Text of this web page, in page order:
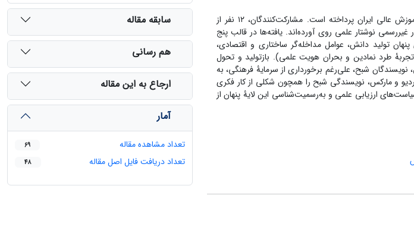
این پژوهش با رویکرد کیفی و روش نظریۀ داده‌بنیاد، به مطالعۀ تجربه زیستۀ نویسندگان شبح در ساختار آموزش عالی ایران پرداخته است. مشارکت‌کنندگان، ۱۲ نفر از
نوشتار علمی روی آورده‌اند. یافته‌ها در قالب پنج
تولید دانش، عوامل مداخله‌گر ساختاری و اقتصادی،
طرد نمادین و بحران هویت علمی). بازتولید و تحول
شبح، علی‌رغم برخورداری از سرمایۀ فرهنگی، به
و مارکس، نویسندگی شبح را همچون شکلی از کار فکری
ارزیابی علمی و به‌رسمیت‌شناسی این لایۀ پنهان از
سابقه مقاله
هم رسانی
ارجاع به این مقاله
آمار
تعداد مشاهده مقاله 69
تعداد دریافت فایل اصل مقاله 48